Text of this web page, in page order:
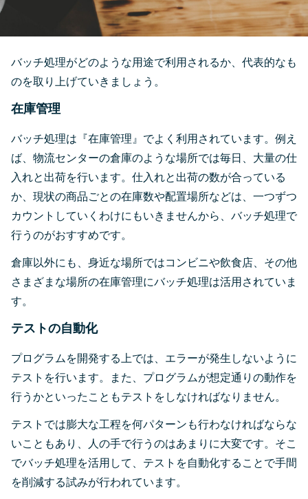
バッチ処理がどのような用途で利用されるか、代表的なも
のを取り上げていきましょう。
在庫管理
バッチ処理は『在庫管理』でよく利用されています。例え
ば、物流センターの倉庫のような場所では毎日、大量の仕
入れと出荷を行います。仕入れと出荷の数が合っている
か、現状の商品ごとの在庫数や配置場所などは、一つずつ
カウントしていくわけにもいきませんから、バッチ処理で
行うのがおすすめです。
倉庫以外にも、身近な場所ではコンビニや飲食店、その他
さまざまな場所の在庫管理にバッチ処理は活用されていま
す。
テストの自動化
プログラムを開発する上では、エラーが発生しないように
テストを行います。また、プログラムが想定通りの動作を
行うかといったこともテストをしなければなりません。
テストでは膨大な工程を何パターンも行わなければならな
いこともあり、人の手で行うのはあまりに大変です。そこ
でバッチ処理を活用して、テストを自動化することで手間
を削減する試みが行われています。